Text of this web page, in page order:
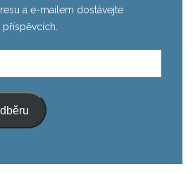
a e-mailem dostávejte